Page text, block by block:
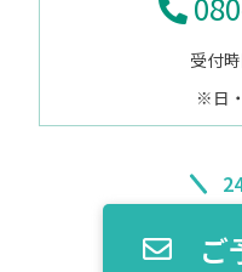
受付
※日
ご